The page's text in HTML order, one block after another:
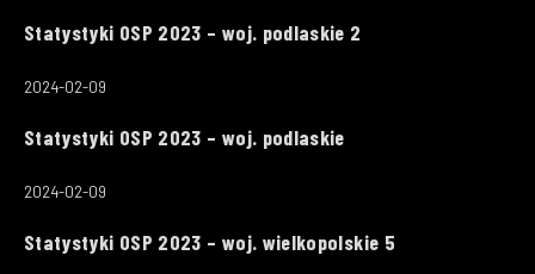
Statystyki OSP 2023 – woj. podlaskie 2
2024-02-09
Statystyki OSP 2023 – woj. podlaskie
2024-02-09
Statystyki OSP 2023 – woj. wielkopolskie 5